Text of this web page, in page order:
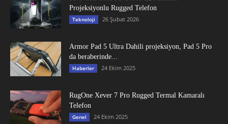
Projeksiyonlu Rugged Telefon
Teknoloji 26 Şubat 2026
Armor Pad 5 Ultra Dahili projeksiyon, Pad 5 Pro
da beraberinde...
Haberler 24 Ekim 2025
RugOne Xever 7 Pro Rugged Termal Kamaralı
Telefon
Genel 24 Ekim 2025